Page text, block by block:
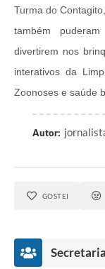
Turma do
também
divertirem nos
interativos da
Zoonoses e saúde
Autor:
GOSTEI